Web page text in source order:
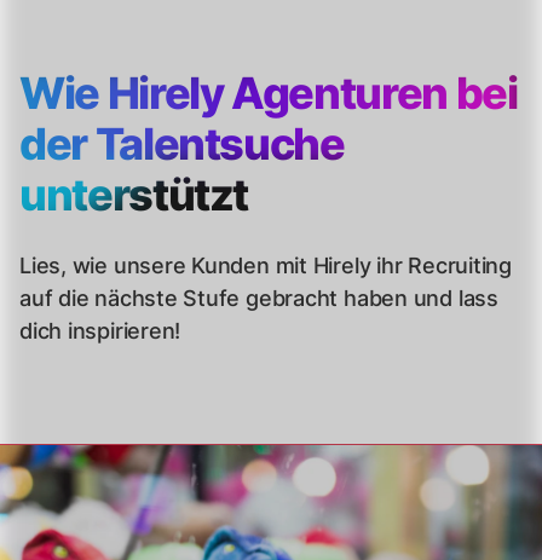
Wie Hirely Agenturen bei
der Talentsuche
unterstützt
Lies, wie unsere Kunden mit Hirely ihr Recruiting
auf die nächste Stufe gebracht haben und lass
dich inspirieren!